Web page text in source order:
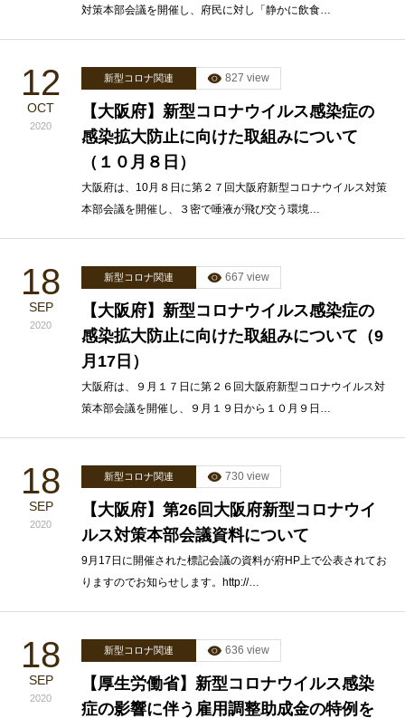
対策本部会議を開催し、府民に対し「静かに飲食…
12
OCT
2020
新型コロナ関連 827 view
【大阪府】新型コロナウイルス感染症の
感染拡大防止に向けた取組みについて
（１０月８日）
大阪府は、10月８日に第２７回大阪府新型コロナウイルス対策
本部会議を開催し、３密で唾液が飛び交う環境…
18
SEP
2020
新型コロナ関連 667 view
【大阪府】新型コロナウイルス感染症の
感染拡大防止に向けた取組みについて（9
月17日）
大阪府は、９月１７日に第２６回大阪府新型コロナウイルス対
策本部会議を開催し、９月１９日から１０月９日…
18
SEP
2020
新型コロナ関連 730 view
【大阪府】第26回大阪府新型コロナウイ
ルス対策本部会議資料について
9月17日に開催された標記会議の資料が府HP上で公表されてお
りますのでお知らせします。http://…
18
SEP
2020
新型コロナ関連 636 view
【厚生労働省】新型コロナウイルス感染
症の影響に伴う雇用調整助成金の特例を